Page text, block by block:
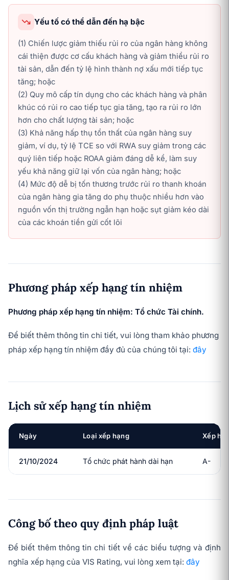
Yếu tố có thể dẫn đến hạ bậc
(1) Chiến lược giảm thiếu rủi ro của ngân hàng không
cái thiện được cơ cấu khách hàng và giảm thiểu rủi ro
tài sản, dẫn đến tỷ lệ hình thành nợ xấu mới tiếp tục
tăng; hoặc
(2) Quy mô cấp tín dụng cho các khách hàng và phân
khúc có rủi ro cao tiếp tục gia tăng, tạo ra rủi ro lớn
hơn cho chất lượng tài sản; hoặc
(3) Khả năng hấp thụ tổn thất của ngân hàng suy
giảm, ví dụ, tỷ lệ TCE so với RWA suy giảm trong các
quý liên tiếp hoặc ROAA giảm đáng dễ kể, làm suy
yếu khả năng giữ lại vốn của ngân hàng; hoặc
(4) Mức độ dễ bị tốn thương trước rủi ro thanh khoán
của ngân hàng gia tăng do phụ thuộc nhiều hơn vào
nguồn vốn thị trường ngẫn hạn hoặc sụt giảm kéo dài
của các khoán tiền gửi cốt lõi
Phương pháp xếp hạng tín nhiệm
Phương pháp xếp hạng tín nhiệm: Tổ chức Tài chính.
Để biết thêm thông tin chi tiết, vui lòng tham khảo phương
pháp xếp hạng tín nhiệm đầy đủ của chúng tôi tại: đây
Lịch sử xếp hạng tín nhiệm
Ngày Loại xếp hạng Xếp
21/10/2024 Tổ chức phát hành dài hạn A-
Công bố theo quy định pháp luật
Để biết thêm thông tin chi tiết về các biểu tượng và định
nghĩa xếp hạng của VIS Rating, vui lòng xem tại: đây